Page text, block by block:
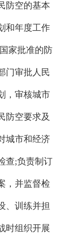
防空的基本
和年度工作
家批准的防
门审批人民
，审核城市
防空要求及
城市和经济
查;负责制订
，并监督检
、训练并担
时组织开展